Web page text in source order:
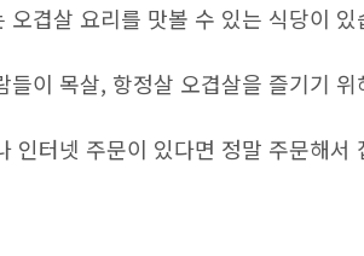
오겹살 요리를 맛볼 수 있는 식당이
들이 목살, 항정살 오겹살을 즐기기
인터넷 주문이 있다면 정말 주문해서